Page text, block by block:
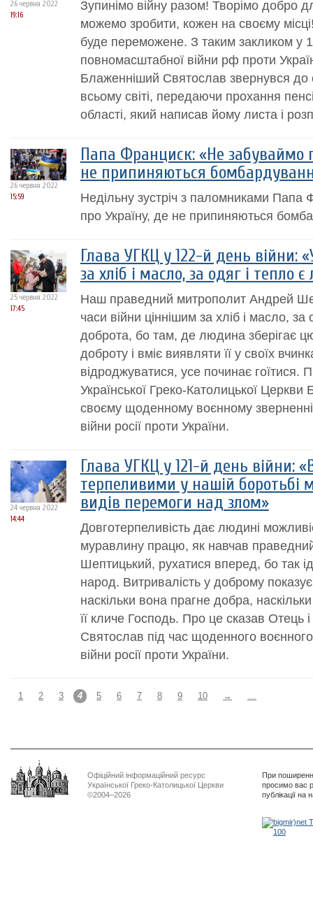
26 червня 2022
19:16
Зупинімо війну разом! Творімо добро
можемо зробити, кожен на своєму
буде переможене. З таким закликом у
повномасштабної війни рф проти
Блаженніший Святослав звернувся до
всьому світі, передаючи прохання
області, який написав йому листа і
26 червня 2022
15:59
Папа Франциск: «Не забуваймо
не припиняються
Недільну зустріч з паломниками
про Україну, де не припиняються
25 червня 2022
17:45
Глава УГКЦ у 122-й день війни:
за хліб і масло, за одяг і тепло
Наш праведний митрополит Андрей
часи війни ціннішим за хліб і масло,
доброта, бо там, де людина зберігає
доброту і вміє виявляти її у своїх
відроджуватися, усе починає гоїтися.
Української Греко-Католицької
своєму щоденному воєнному
війни росії проти України.
24 червня 2022
14:44
Глава УГКЦ у 121-й день війни:
терпеливими у нашій боротьбі
видів перемоги над злом»
Довготерпеливість дає людині
муравлину працю, як навчав
Шептицький, рухатися вперед, бо так
народ. Витривалість у доброму
наскільки вона прагне добра,
її кличе Господь. Про це сказав
Святослав під час щоденного
війни росії проти України.
1 2 3 4 5 6 7 8 9 10 → …
Офіційний інформаційний ресурс
Української Греко-Католицької Церкви
©2004–2026
При
просимо вас
публікації на